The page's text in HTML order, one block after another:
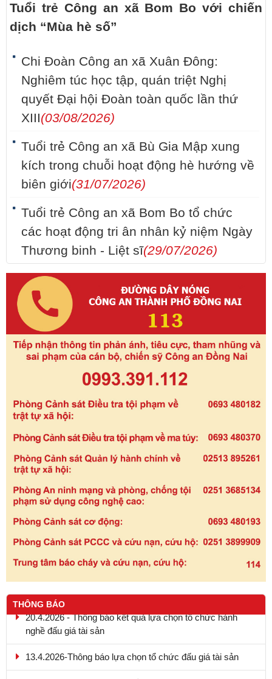
Tuổi trẻ Công an xã Bom Bo với chiến
dịch “Mùa hè số”
Chi Đoàn Công an xã Xuân Đông:
Nghiêm túc học tập, quán triệt Nghị
quyết Đại hội Đoàn toàn quốc lần thứ
XIII(03/08/2026)
Tuổi trẻ Công an xã Bù Gia Mập xung
kích trong chuỗi hoạt động hè hướng về
biên giới(31/07/2026)
Tuổi trẻ Công an xã Bom Bo tổ chức
các hoạt động tri ân nhân kỷ niệm Ngày
Thương binh - Liệt sĩ(29/07/2026)
THÔNG BÁO
20.4.2026 - Thông báo kết quả lựa chọn tổ chức hành
nghề đấu giá tài sản
13.4.2026-Thông báo lựa chọn tổ chức đấu giá tài sản
4.6.2026 - Thông báo mời thầu